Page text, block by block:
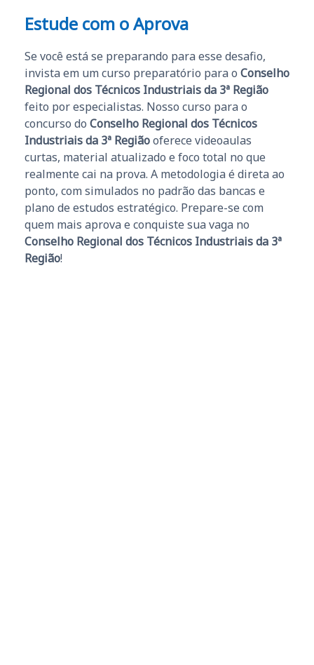
Estude com o Aprova
Se você está se preparando para esse desafio,
invista em um curso preparatório para o Conselho
Regional dos Técnicos Industriais da 3ª Região
feito por especialistas. Nosso curso para o
concurso do Conselho Regional dos Técnicos
Industriais da 3ª Regiãooferece videoaulas
curtas, material atualizado e foco total no que
realmente cai na prova. A metodologia é direta ao
ponto, com simulados no padrão das bancas e
plano de estudos estratégico. Prepare-se com
quem mais aprova e conquiste sua vaga no
Conselho Regional dos Técnicos Industriais da 3ª
Região!